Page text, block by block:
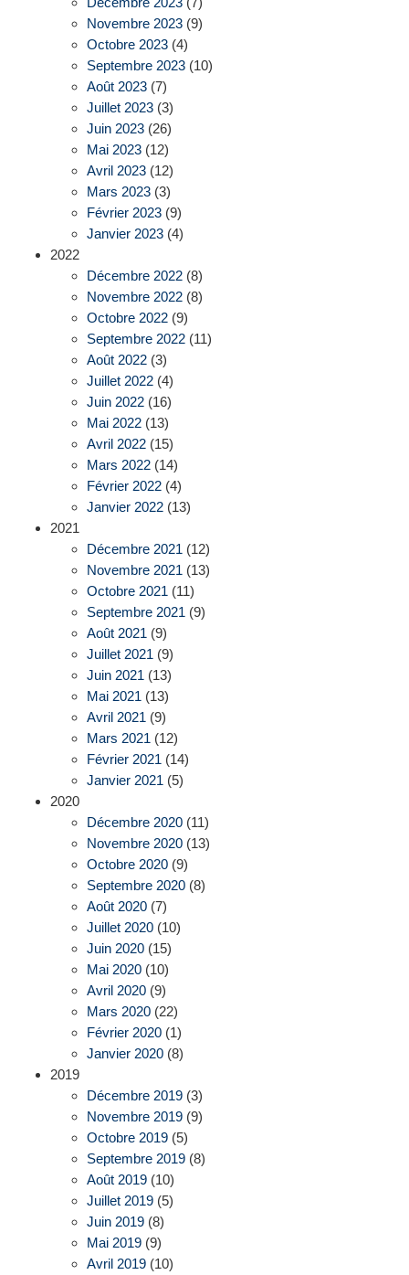
Novembre 2023 (9)
Octobre 2023 (4)
Septembre 2023 (10)
Août 2023 (7)
Juillet 2023 (3)
Juin 2023 (26)
Mai 2023 (12)
Avril 2023 (12)
Mars 2023 (3)
Février 2023 (9)
Janvier 2023 (4)
2022
Décembre 2022 (8)
Novembre 2022 (8)
Octobre 2022 (9)
Septembre 2022 (11)
Août 2022 (3)
Juillet 2022 (4)
Juin 2022 (16)
Mai 2022 (13)
Avril 2022 (15)
Mars 2022 (14)
Février 2022 (4)
Janvier 2022 (13)
2021
Décembre 2021 (12)
Novembre 2021 (13)
Octobre 2021 (11)
Septembre 2021 (9)
Août 2021 (9)
Juillet 2021 (9)
Juin 2021 (13)
Mai 2021 (13)
Avril 2021 (9)
Mars 2021 (12)
Février 2021 (14)
Janvier 2021 (5)
2020
Décembre 2020 (11)
Novembre 2020 (13)
Octobre 2020 (9)
Septembre 2020 (8)
Août 2020 (7)
Juillet 2020 (10)
Juin 2020 (15)
Mai 2020 (10)
Avril 2020 (9)
Mars 2020 (22)
Février 2020 (1)
Janvier 2020 (8)
2019
Décembre 2019 (3)
Novembre 2019 (9)
Octobre 2019 (5)
Septembre 2019 (8)
Août 2019 (10)
Juillet 2019 (5)
Juin 2019 (8)
Mai 2019 (9)
Avril 2019 (10)